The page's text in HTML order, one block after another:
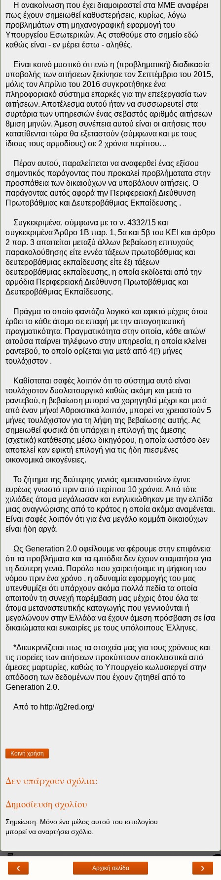
Η ανακοίνωση που έχει διαμοιραστεί στα ΜΜΕ αναφέρει
πως έχουν σημειωθεί καθυστερήσεις, κυρίως, λόγω
προβλημάτων στη μηχανογραφική εφαρμογή του
Υπουργείου Εσωτερικών. Ας σταθούμε στο σημείο εδώ
καθώς είναι - εν μέρει έστω - αληθές.
Είναι κοινό μυστικό ότι ενώ η (προβληματική) διαδικασία
υποβολής των αιτήσεων ξεκίνησε τον Σεπτέμβριο του 2015,
μόλις τον Απρίλιο του 2016 συγκροτήθηκε ένα
πληροφοριακό σύστημα επαρκές για την επεξεργασία των
αιτήσεων. Αποτέλεσμα αυτού ήταν να συσσωρευτεί στα
συρτάρια των υπηρεσιών ένας σεβαστός αριθμός αιτήσεων
8μιση μηνών. Άμεση συνέπεια αυτού είναι οι αιτήσεις που
κατατίθενται τώρα θα εξεταστούν (σύμφωνα και με τους
ίδιους τους αρμοδίους) σε 2 χρόνια περίπου…
Πέραν αυτού, παραλείπεται να αναφερθεί ένας εξίσου
σημαντικός παράγοντας που προκαλεί προβλήματατα στην
προσπάθεια των δικαιούχων να υποβάλουν αιτήσεις. Ο
παράγοντας αυτός αφορά την Περιφερειακή Διεύθυνση
Πρωτοβάθμιας και Δευτεροβάθμιας Εκπαίδευσης .
Συγκεκριμένα, σύμφωνα με το ν. 4332/15 και
συγκεκριμένα Άρθρο 1Β παρ. 1, 5α και 5β του ΚΕΙ και άρθρο
2 παρ. 3 απαιτείται μεταξύ άλλων βεβαίωση επιτυχούς
παρακολούθησης είτε εννέα τάξεων πρωτοβάθμιας και
δευτεροβάθμιας εκπαίδευσης είτε έξι τάξεων
δευτεροβάθμιας εκπαίδευσης, η οποία εκδίδεται από την
αρμόδια Περιφερειακή Διεύθυνση Πρωτοβάθμιας και
Δευτεροβάθμιας Εκπαίδευσης.
Πράγμα το οποίο φαντάζει λογικό και εφικτό μέχρις ότου
έρθει το κάθε άτομο σε επαφή με την απογοητευτική
πραγματικότητα. Πραγματικότητα στην οποία, κάθε αιτών/
αιτούσα παίρνει τηλέφωνο στην υπηρεσία, η οποία κλείνει
ραντεβού, το οποίο ορίζεται για μετά από 4(!) μήνες
τουλάχιστον .
Καθίσταται σαφές λοιπόν ότι το σύστημα αυτό είναι
τουλάχιστον δυσλειτουργικό καθώς ακόμη και μετά το
ραντεβού, η βεβαίωση μπορεί να χορηγηθεί μέχρι και μετά
από έναν μήνα! Αθροιστικά λοιπόν, μπορεί να χρειαστούν 5
μήνες τουλάχιστον για τη λήψη της βεβαίωσης αυτής. Ας
σημειωθεί φυσικά ότι υπάρχει η επιλογή της άμεσης
(σχετικά) κατάθεσης μέσω δικηγόρου, η οποία ωστόσο δεν
αποτελεί καν εφικτή επιλογή για τις ήδη πιεσμένες
οικονομικά οικογένειες.
Το ζήτημα της δεύτερης γενιάς «μεταναστών» έγινε
ευρέως γνωστό πριν από περίπου 10 χρόνια. Από τότε
χιλιάδες άτομα μεγάλωσαν και ενηλικιώθηκαν με την ελπίδα
μιας αναγνώρισης από το κράτος η οποία ακόμα αναμένεται.
Είναι σαφές λοιπόν ότι για ένα μεγάλο κομμάτι δικαιούχων
είναι ήδη αργά.
Ως Generation 2.0 οφείλουμε να φέρουμε στην επιφάνεια
ότι τα προβλήματα και τα εμπόδια δεν έχουν σταματήσει για
τη δεύτερη γενιά. Παρόλο που χαιρετήσαμε τη ψήφιση του
νόμου πριν ένα χρόνο , η αδυναμία εφαρμογής του μας
υπενθυμίζει ότι υπάρχουν ακόμα πολλά πεδία τα οποία
απαιτούν τη συνεχή παρέμβαση μας μέχρις ότου όλα τα
άτομα μεταναστευτικής καταγωγής που γεννιούνται ή
μεγαλώνουν στην Ελλάδα να έχουν άμεση πρόσβαση σε ίσα
δικαιώματα και ευκαιρίες με τους υπόλοιπους Έλληνες.
*Διευκρινίζεται πως τα στοιχεία μας για τους χρόνους και
τις πορείες των αιτήσεων προκύπτουν αποκλειστικά από
άμεσες μαρτυρίες, καθώς το Υπουργείο κωλυσιεργεί στην
απόδοση των δεδομένων που έχουν ζητηθεί από το
Generation 2.0.
Από το http://g2red.org/
Κοινή χρήση
Δεν υπάρχουν σχόλια:
Δημοσίευση σχολίου
Σημείωση: Μόνο ένα μέλος αυτού του ιστολογίου
μπορεί να αναρτήσει σχόλιο.
‹ ›
Αρχική σελίδα